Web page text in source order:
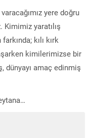
yere doğru
yaratılış
kılı kırk
kimilerimizse bir
dünyayı amaç edinmiş